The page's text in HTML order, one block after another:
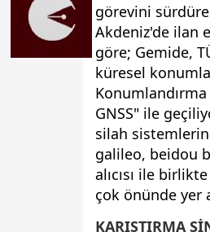
görevini
Akdeniz'de ilan
göre; Gemide,
küresel
GNSS" ile
silah
galileo, beidou
alıcısı ile
çok önünde yer
KARIŞTIRMA